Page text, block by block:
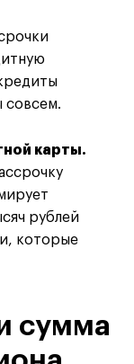
совсем.
карты.
рублей
которые
сумма